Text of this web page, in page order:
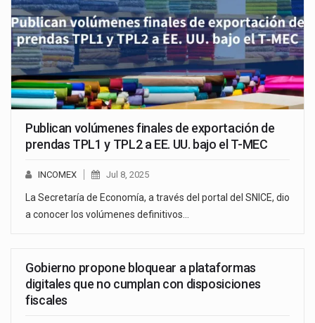
Publican volúmenes finales de exportación de
prendas TPL1 y TPL2 a EE. UU. bajo el T-MEC
INCOMEX Jul 8, 2025
La Secretaría de Economía, a través del portal del SNICE, dio
a conocer los volúmenes definitivos…
Gobierno propone bloquear a plataformas
digitales que no cumplan con disposiciones
fiscales